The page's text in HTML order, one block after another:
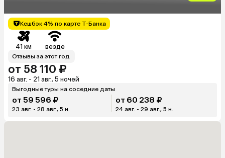
Кешбэк 4% по карте Т-Банка
41 км везде
Отзывы за этот год
от 58 110 ₽
16 авг. - 21 авг., 5 ночей
Выгодные туры на соседние даты
от 59 596 ₽
23 авг. - 28 авг., 5 н.
от 60 238 ₽
24 авг. - 29 авг., 5 н.